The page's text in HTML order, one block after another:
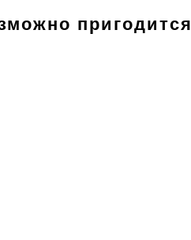
пригодится